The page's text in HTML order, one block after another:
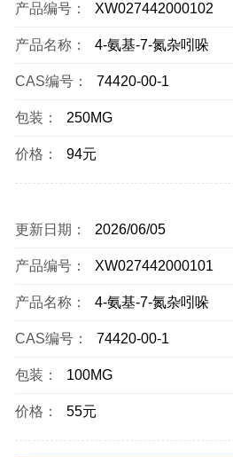
产品编号： XW027442000102
产品名称： 4-氨基-7-氮杂吲哚
CAS编号： 74420-00-1
包装： 250MG
价格： 94元
更新日期： 2026/06/05
产品编号： XW027442000101
产品名称： 4-氨基-7-氮杂吲哚
CAS编号： 74420-00-1
包装： 100MG
价格： 55元